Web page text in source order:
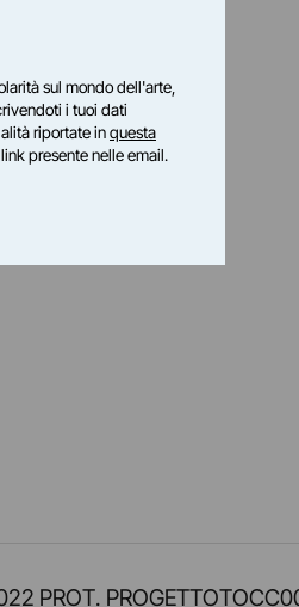
PROT.
sul mondo dell'arte,
i tuoi dati
riportate inquesta
presente nelle email.